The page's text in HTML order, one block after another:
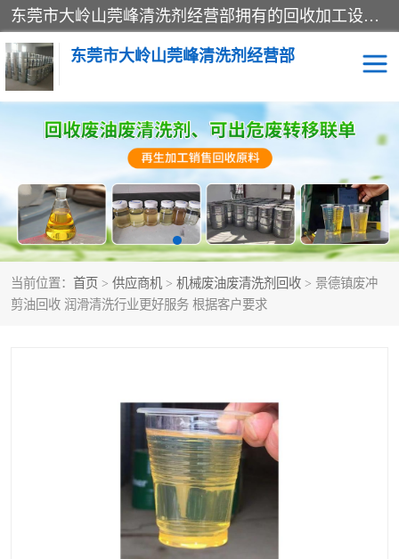
东莞市大岭山莞峰清洗剂经营部拥有的回收加工设备，大量废油回收、废清洗剂回收、废溶剂油回收、机械废油废清洗剂回收、废碳氢回收、碳氢液压油回收、碳氢二氯回收等废清洗剂处理；我们只是提供废旧化工原料的循环使用存放点，执行正规的存放，有正规的回收资质处理。同时我们公司批发零售回收级清洗剂，脱模油再生基础油，质量保证。
东莞市大岭山莞峰清洗剂经营部
当前位置： 首页 > 供应商机 > 机械废油废清洗剂回收 > 景德镇废冲
剪油回收 润滑清洗行业更好服务 根据客户要求
废清洗剂回收
废溶剂油回收 机械废油废清洗剂回收
废碳氢回收 碳氢液压油回收
碳氢二氯回收 回收废三四氯乙烯
上门回收废清洗剂